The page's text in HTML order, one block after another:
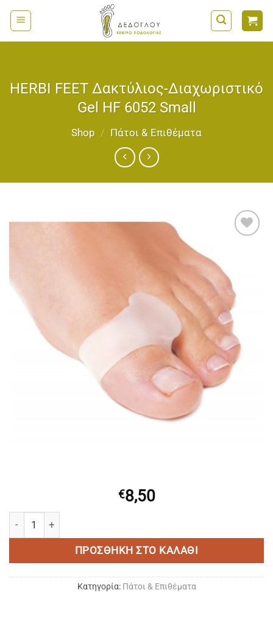
Μετάβαση
στο
περιεχόμενο
HERBI FEET Δακτύλιος-Διαχωριστικό
Gel HF 6052 Small
Shop / Πάτοι & Επιθέματα
€8,50
HERBI FEET Δακτύλιος-Διαχωριστικό Gel HF 6052 Small
ΠΡΟΣΘΉΚΗ ΣΤΟ ΚΑΛΆΘΙ
Κατηγορία: Πάτοι & Επιθέματα